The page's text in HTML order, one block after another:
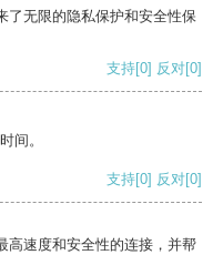
了无限的隐私保护和安全性保
支持[0] 反对[0]
间。
支持[0] 反对[0]
高速度和安全性的连接，并帮